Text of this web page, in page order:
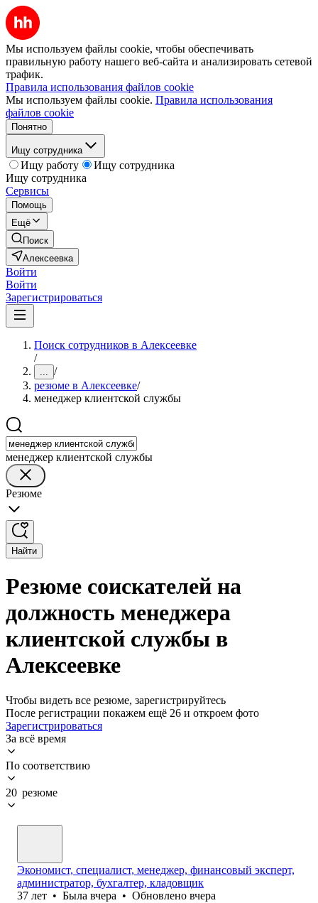
Мы используем файлы cookie, чтобы обеспечивать
правильную работу нашего веб-сайта и анализировать сетевой
трафик.
Правила использования файлов cookie
Мы используем файлы cookie. Правила использования
файлов cookie
Понятно
Ищу сотрудника
Ищу работу
Ищу сотрудника
Ищу сотрудника
Сервисы
Помощь
Ещё
Поиск
Алексеевка
Войти
Войти
Зарегистрироваться
Поиск сотрудников в Алексеевке
/
... /
резюме в Алексеевке/
менеджер клиентской службы
менеджер клиентской службы
Резюме
Найти
Резюме соискателей на
должность менеджера
клиентской службы в
Алексеевке
Чтобы видеть все резюме, зарегистрируйтесь
После регистрации покажем ещё 26 и откроем фото
Зарегистрироваться
За всё время
По соответствию
20 резюме
Экономист, специалист, менеджер, финансовый эксперт,
администратор, бухгалтер, кладовщик
37 лет • Была вчера • Обновлено вчера